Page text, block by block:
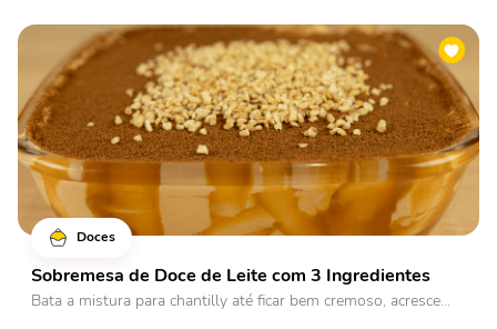
Doces
Sobremesa de Doce de Leite com 3 Ingredientes
Bata a mistura para chantilly até ficar bem cremoso, acresce...